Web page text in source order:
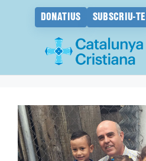
DONATIUS SUBSCRIU-TE
contingut